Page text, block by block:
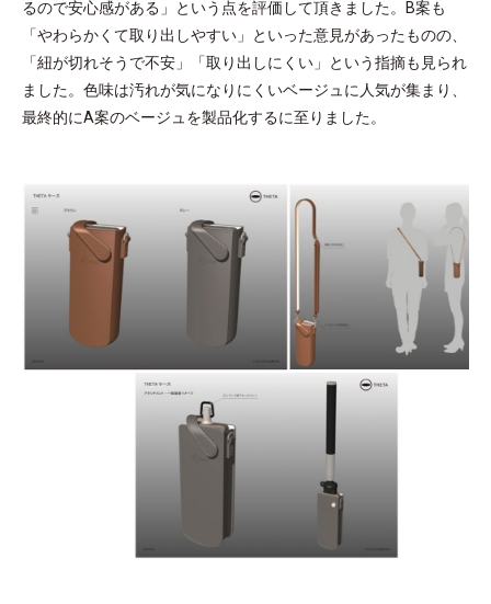
るので安心感がある」という点を評価して頂きました。B案も
「やわらかくて取り出しやすい」といった意見があったものの、
「紐が切れそうで不安」「取り出しにくい」という指摘も見られ
ました。色味は汚れが気になりにくいベージュに人気が集まり、
最終的にA案のベージュを製品化するに至りました。